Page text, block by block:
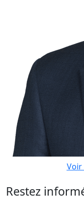
Voir
Restez